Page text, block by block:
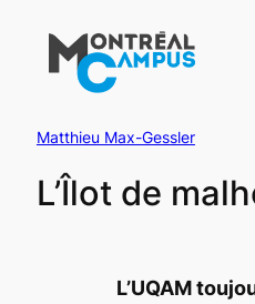
contenu
Matthieu Max-Gessler
L’Îlot de
L’UQAM